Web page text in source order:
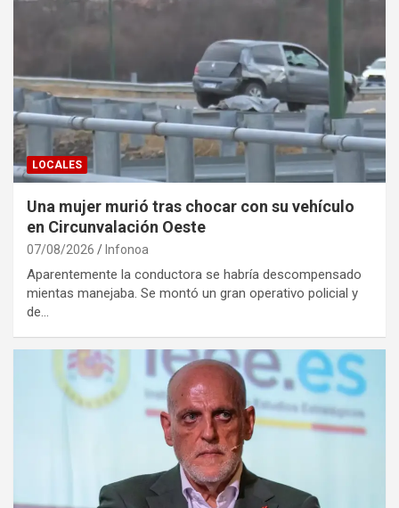
LOCALES
Una mujer murió tras chocar con su vehículo
en Circunvalación Oeste
07/08/2026 Infonoa
Aparentemente la conductora se habría descompensado
mientas manejaba. Se montó un gran operativo policial y
de…